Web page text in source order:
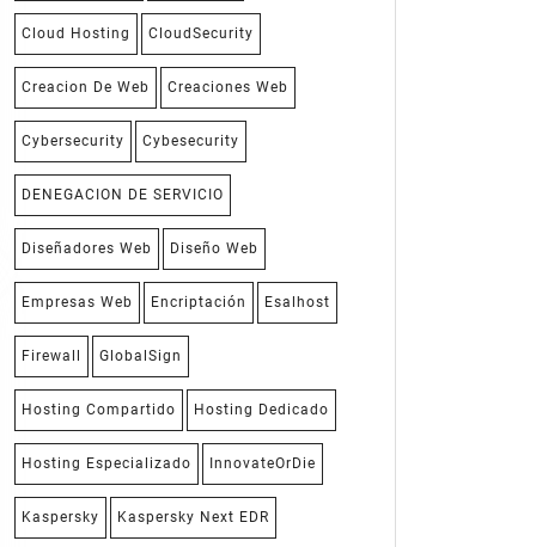
Cloud Hosting CloudSecurity
Creacion De Web Creaciones Web
Cybersecurity Cybesecurity
DENEGACION DE SERVICIO
Diseñadores Web Diseño Web
Empresas Web Encriptación Esalhost
Firewall GlobalSign
Hosting Compartido Hosting Dedicado
Hosting Especializado InnovateOrDie
Kaspersky Kaspersky Next EDR